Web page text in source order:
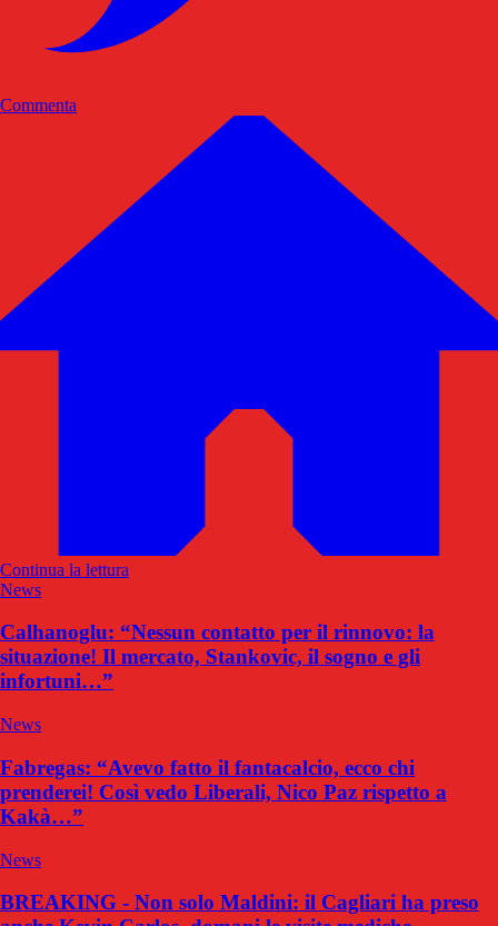
Commenta
Continua la lettura
News
Calhanoglu: “Nessun contatto per il rinnovo: la
situazione! Il mercato, Stankovic, il sogno e gli
infortuni…”
News
Fabregas: “Avevo fatto il fantacalcio, ecco chi
prenderei! Così vedo Liberali, Nico Paz rispetto a
Kakà…”
News
BREAKING - Non solo Maldini: il Cagliari ha preso